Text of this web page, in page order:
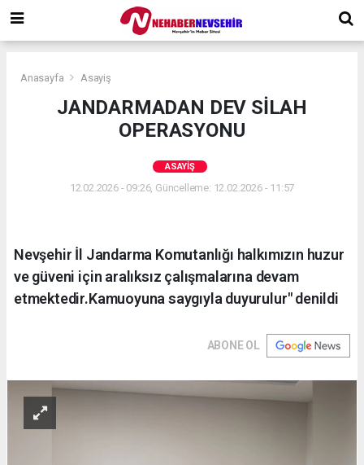
Anasayfa Asayiş
JANDARMADAN DEV SİLAH
OPERASYONU
ASAYIŞ
12.02.2026 - 09:26, Güncelleme: 12.02.2026 - 11:57
Nevşehir İl Jandarma Komutanlığı halkımızın huzur
ve güveni için aralıksız çalışmalarına devam
etmektedir.Kamuoyuna saygıyla duyurulur" denildi
ABONE OL